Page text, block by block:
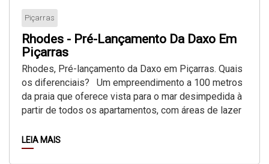
Piçarras
Rhodes - Pré-Lançamento Da Daxo Em
Piçarras
Rhodes, Pré-lançamento da Daxo em Piçarras. Quais
os diferenciais? Um empreendimento a 100 metros
da praia que oferece vista para o mar desimpedida à
partir de todos os apartamentos, com áreas de lazer
LEIA MAIS